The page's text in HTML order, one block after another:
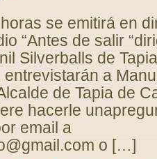
se emitirá en
“Antes de salir
Silverballs de
entrevistarán a
de Tapia de
hacerle
email a
o […]